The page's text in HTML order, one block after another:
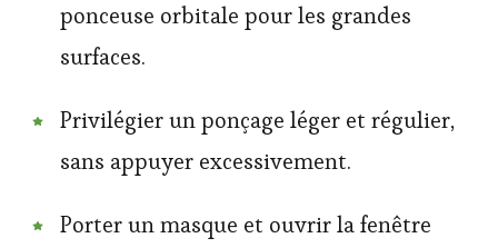
ponceuse orbitale pour les grandes
surfaces.
Privilégier un ponçage léger et régulier,
sans appuyer excessivement.
Porter un masque et ouvrir la fenêtre